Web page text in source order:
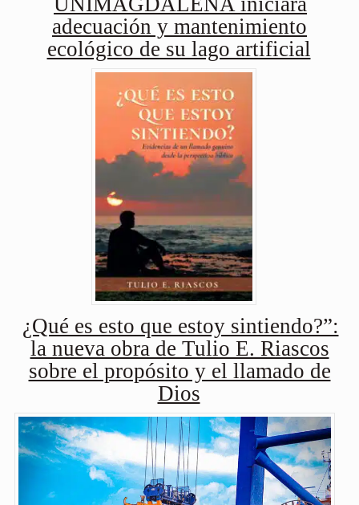
adecuación y mantenimiento
ecológico de su lago artificial
¿Qué es esto que estoy sintiendo?”:
la nueva obra de Tulio E. Riascos
sobre el propósito y el llamado de
Dios